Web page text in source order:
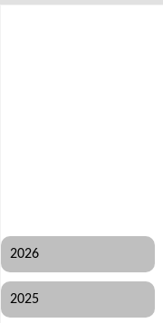
2026
2025